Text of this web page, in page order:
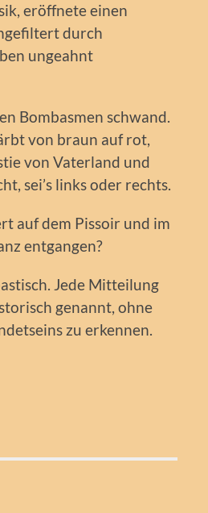
eröffnete einen
durch
ungeahnt
Bombasmen schwand.
von braun auf rot,
von Vaterland und
sei’s links oder rechts.
auf dem Pissoir und im
entgangen?
Jede Mitteilung
genannt, ohne
zu erkennen.